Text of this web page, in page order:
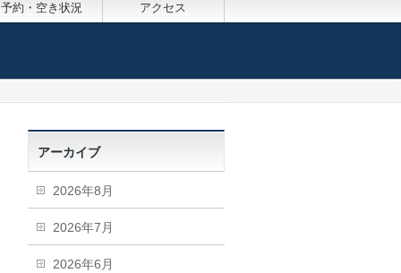
予約・空き状況 アクセス
アーカイブ
2026年8月
2026年7月
2026年6月